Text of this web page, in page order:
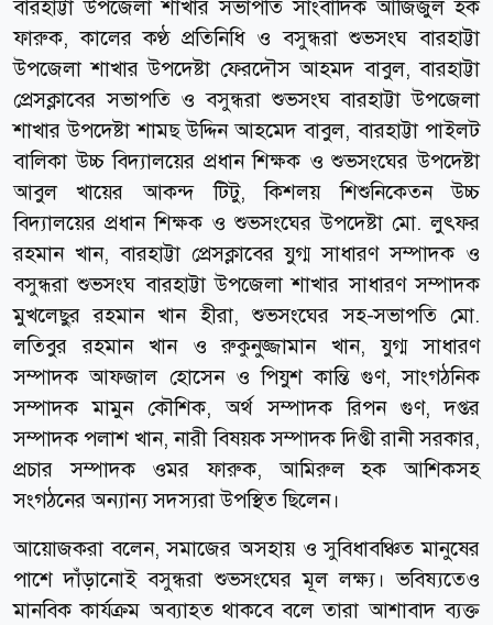
বারহাট্টা উপজেলা শাখার সভাপতি সাংবাদিক আজিজুল হক
ফারুক, কালের কণ্ঠ প্রতিনিধি ও বসুন্ধরা শুভসংঘ বারহাট্টা
উপজেলা শাখার উপদেষ্টা ফেরদৌস আহমদ বাবুল, বারহাট্টা
প্রেসক্লাবের সভাপতি ও বসুন্ধরা শুভসংঘ বারহাট্টা উপজেলা
শাখার উপদেষ্টা শামছ উদ্দিন আহমেদ বাবুল, বারহাট্টা পাইলট
বালিকা উচ্চ বিদ্যালয়ের প্রধান শিক্ষক ও শুভসংঘের উপদেষ্টা
আবুল খায়ের আকন্দ টিটু, কিশলয় শিশুনিকেতন উচ্চ
বিদ্যালয়ের প্রধান শিক্ষক ও শুভসংঘের উপদেষ্টা মো. লুৎফর
রহমান খান, বারহাট্টা প্রেসক্লাবের যুগ্ম সাধারণ সম্পাদক ও
বসুন্ধরা শুভসংঘ বারহাট্টা উপজেলা শাখার সাধারণ সম্পাদক
মুখলেছুর রহমান খান হীরা, শুভসংঘের সহ-সভাপতি মো.
লতিবুর রহমান খান ও রুকুনুজ্জামান খান, যুগ্ম সাধারণ
সম্পাদক আফজাল হোসেন ও পিযুশ কান্তি গুণ, সাংগঠনিক
সম্পাদক মামুন কৌশিক, অর্থ সম্পাদক রিপন গুণ, দপ্তর
সম্পাদক পলাশ খান, নারী বিষয়ক সম্পাদক দিপ্তী রানী সরকার,
প্রচার সম্পাদক ওমর ফারুক, আমিরুল হক আশিকসহ
সংগঠনের অন্যান্য সদস্যরা উপস্থিত ছিলেন।
আয়োজকরা বলেন, সমাজের অসহায় ও সুবিধাবঞ্চিত মানুষের
পাশে দাঁড়ানোই বসুন্ধরা শুভসংঘের মূল লক্ষ্য। ভবিষ্যতেও
মানবিক কার্যক্রম অব্যাহত থাকবে বলে তারা আশাবাদ ব্যক্ত